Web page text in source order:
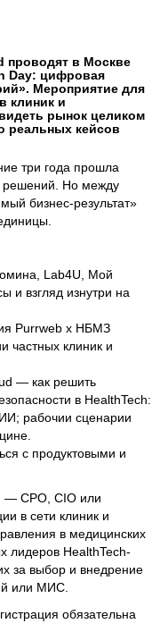
проводят в Москве
Day: цифровая
Мероприятие для
клиник и
рынок целиком
реальных кейсов
три года прошла
решений. Но между
бизнес-результат»
Lab4U, Мой
и взгляд изнутри на
Purrweb x НБМЗ
частных клиник и
— как решить
в HealthTech:
рабочии сценарии
с продуктовыми и
— CPO, CIO или
в сети клиник и
в медицинских
лидеров HealthTech-
за выбор и внедрение
или МИС.
обязательна